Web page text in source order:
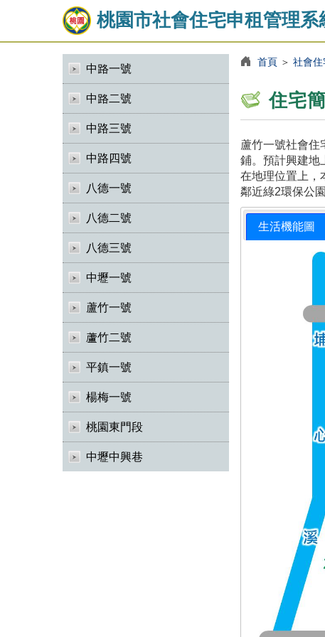
桃園市社會住宅申租管理系
中路一號
中路二號
中路三號
中路四號
八德一號
八德二號
八德三號
中壢一號
蘆竹一號
蘆竹二號
平鎮一號
楊梅一號
桃園東門段
中壢中興巷
首頁＞ 社會住
住宅
蘆竹一號社會住
鋪。預計興建地
在地理位置上，
鄰近綠2環保公
生活機能圖